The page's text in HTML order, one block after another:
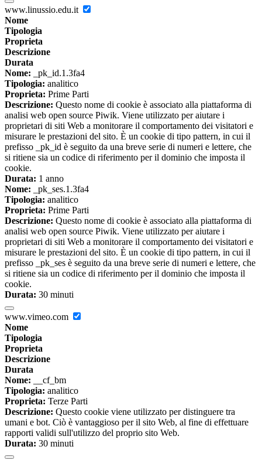
www.linussio.edu.it
Nome
Tipologia
Proprieta
Descrizione
Durata
Nome: _pk_id.1.3fa4
Tipologia: analitico
Proprieta: Prime Parti
Descrizione: Questo nome di cookie è associato alla piattaforma di
analisi web open source Piwik. Viene utilizzato per aiutare i
proprietari di siti Web a monitorare il comportamento dei visitatori e
misurare le prestazioni del sito. È un cookie di tipo pattern, in cui il
prefisso _pk_id è seguito da una breve serie di numeri e lettere, che
si ritiene sia un codice di riferimento per il dominio che imposta il
cookie.
Durata: 1 anno
Nome: _pk_ses.1.3fa4
Tipologia: analitico
Proprieta: Prime Parti
Descrizione: Questo nome di cookie è associato alla piattaforma di
analisi web open source Piwik. Viene utilizzato per aiutare i
proprietari di siti Web a monitorare il comportamento dei visitatori e
misurare le prestazioni del sito. È un cookie di tipo pattern, in cui il
prefisso _pk_ses è seguito da una breve serie di numeri e lettere, che
si ritiene sia un codice di riferimento per il dominio che imposta il
cookie.
Durata: 30 minuti
www.vimeo.com
Nome
Tipologia
Proprieta
Descrizione
Durata
Nome: __cf_bm
Tipologia: analitico
Proprieta: Terze Parti
Descrizione: Questo cookie viene utilizzato per distinguere tra
umani e bot. Ciò è vantaggioso per il sito Web, al fine di effettuare
rapporti validi sull'utilizzo del proprio sito Web.
Durata: 30 minuti